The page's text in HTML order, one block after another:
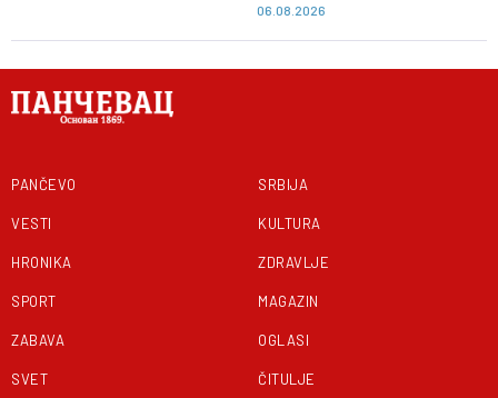
06.08.2026
PANČEVO
VESTI
HRONIKA
SPORT
ZABAVA
SVET
SRBIJA
KULTURA
ZDRAVLJE
MAGAZIN
OGLASI
ČITULJE